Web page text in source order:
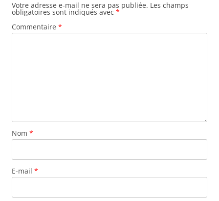
Votre adresse e-mail ne sera pas publiée. Les champs
obligatoires sont indiqués avec *
Commentaire *
Nom *
E-mail *